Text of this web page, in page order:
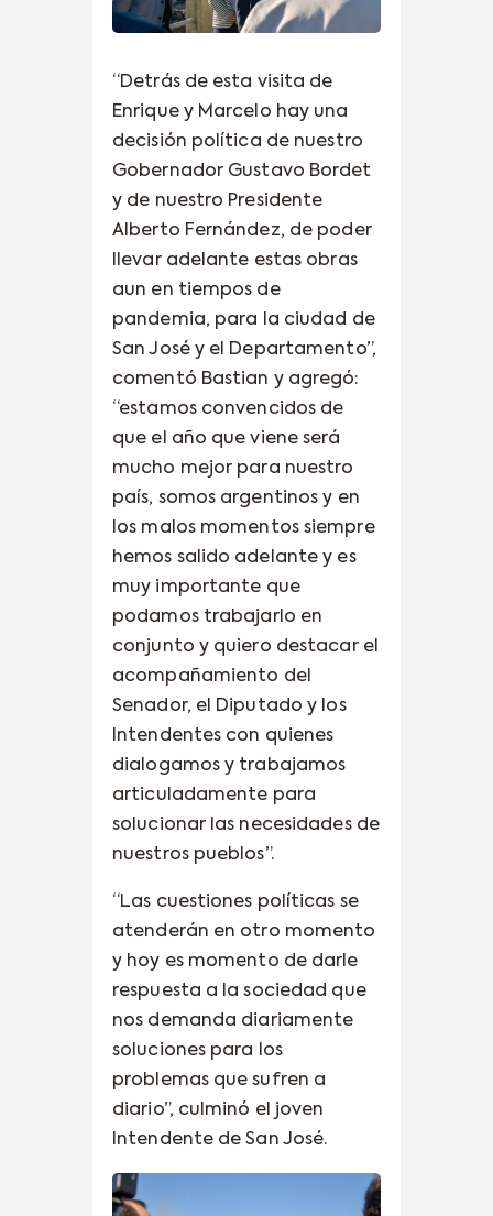
“Detrás de esta visita de
Enrique y Marcelo hay una
decisión política de nuestro
Gobernador Gustavo Bordet
y de nuestro Presidente
Alberto Fernández, de poder
llevar adelante estas obras
aun en tiempos de
pandemia, para la ciudad de
San José y el Departamento”,
comentó Bastian y agregó:
“estamos convencidos de
que el año que viene será
mucho mejor para nuestro
país, somos argentinos y en
los malos momentos siempre
hemos salido adelante y es
muy importante que
podamos trabajarlo en
conjunto y quiero destacar el
acompañamiento del
Senador, el Diputado y los
Intendentes con quienes
dialogamos y trabajamos
articuladamente para
solucionar las necesidades de
nuestros pueblos”.
“Las cuestiones políticas se
atenderán en otro momento
y hoy es momento de darle
respuesta a la sociedad que
nos demanda diariamente
soluciones para los
problemas que sufren a
diario”, culminó el joven
Intendente de San José.